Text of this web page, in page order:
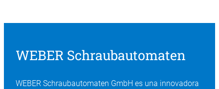
WEBER Schraubautomaten
WEBER Schraubautomaten GmbH es una innovadora